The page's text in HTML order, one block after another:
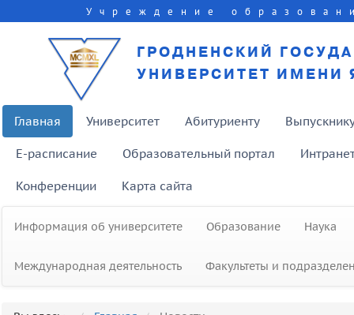
Учреждение
ГРОДНЕНСКИЙ
УНИВЕРСИТЕТ ИМЕНИ
Главная Университет Абитуриенту
E-расписание Образовательный портал
Конференции Карта сайта
Информация об университете Образование Наука
Международная деятельность Факультеты и
Героя Советского Союза Ивана
Даниловича Лебедева с Днем